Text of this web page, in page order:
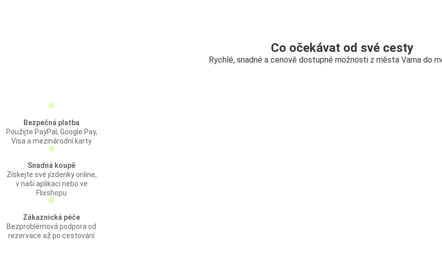
Co očekávat od své cesty
Rychlé, snadné a cenově dostupné možnosti z města Varna do
Bezpečná platba
Použijte PayPal, Google Pay,
Visa a mezinárodní karty
Snadná koupě
Získejte své jízdenky online,
v naší aplikaci nebo ve
Flixshopu
Zákaznická péče
Bezproblémová podpora od
rezervace až po cestování